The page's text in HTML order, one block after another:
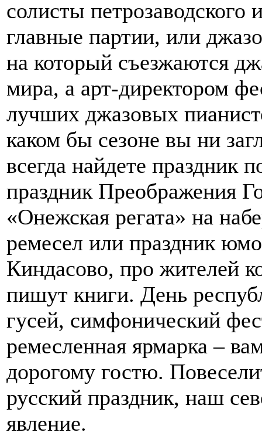
солисты петрозаводского
главные партии, или
на который съезжаются
мира, а арт-директором
лучших джазовых
каком бы сезоне вы ни
всегда найдете праздник
праздник Преображения
«Онежская регата» на
ремесел или праздник
Киндасово, про жителей
пишут книги. День
гусей, симфонический
ремесленная ярмарка –
дорогому гостю.
русский праздник, наш
явление.